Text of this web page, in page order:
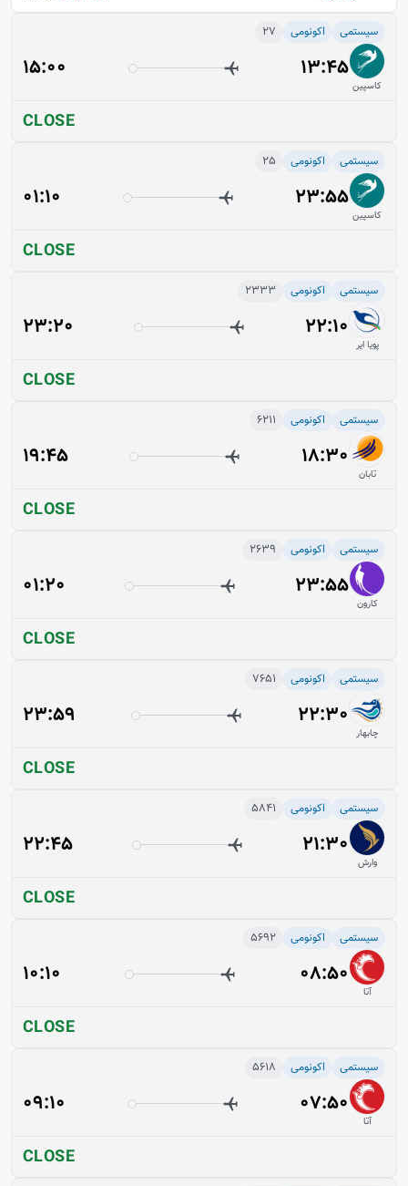
سیستمی اکونومی 27
کاسپین
13:45
15:00
CLOSE
سیستمی اکونومی 25
کاسپین
23:55
01:10
CLOSE
سیستمی اکونومی 2333
پویا ایر
22:10
23:20
CLOSE
سیستمی اکونومی 6211
تابان
18:30
19:45
CLOSE
سیستمی اکونومی 2639
کارون
23:55
01:20
CLOSE
سیستمی اکونومی 7651
چابهار
22:30
23:59
CLOSE
سیستمی اکونومی 5841
وارش
21:30
22:45
CLOSE
سیستمی اکونومی 5692
آتا
08:50
10:10
CLOSE
سیستمی اکونومی 5618
آتا
07:50
09:10
CLOSE